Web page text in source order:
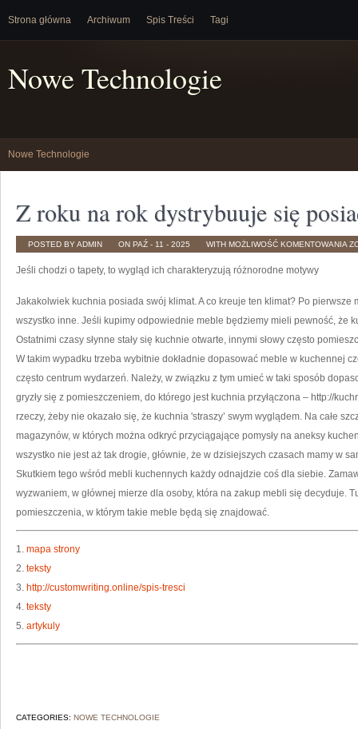
Strona główna Archiwum Spis Treści Tagi
Nowe Technologie
Nowe Technologie
Z roku na rok dystrybuuje się
POSTED BY ADMIN ON PAŹ - 11 - 2025 WITH MOŻLIWOŚĆ KOMENTOWANIA Z
Jeśli chodzi o tapety, to wygląd ich charakteryzują różnorodne motywy
Jakakolwiek kuchnia posiada swój klimat. A co kreuje ten klimat? Po pierwsze
wszystko inne. Jeśli kupimy odpowiednie meble będziemy mieli pewność, że
Ostatnimi czasy słynne stały się kuchnie otwarte, innymi słowy często
W takim wypadku trzeba wybitnie dokładnie dopasować meble w kuchennej
często centrum wydarzeń. Należy, w związku z tym umieć w taki sposób
gryzły się z pomieszczeniem, do którego jest kuchnia przyłączona – http://
rzeczy, żeby nie okazało się, że kuchnia 'straszy’ swym wyglądem. Na całe
magazynów, w których można odkryć przyciągające pomysły na aneksy
wszystko nie jest aż tak drogie, głównie, że w dzisiejszych czasach mamy w
Skutkiem tego wśród mebli kuchennych każdy odnajdzie coś dla siebie.
wyzwaniem, w głównej mierze dla osoby, która na zakup mebli się decyduje.
pomieszczenia, w którym takie meble będą się znajdować.
1. mapa strony
2. teksty
3. http://customwriting.online/spis-tresci
4. teksty
5. artykuly
CATEGORIES: NOWE TECHNOLOGIE